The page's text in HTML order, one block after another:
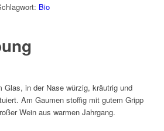
Bio
Glas, in der Nase würzig, kräutrig und
Am Gaumen stoffig mit gutem Gripp
Wein aus warmen Jahrgang.